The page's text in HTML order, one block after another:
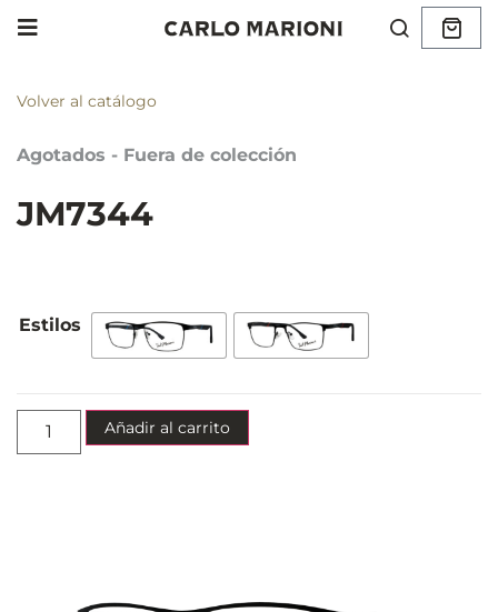
Volver al catálogo
Agotados - Fuera de colección
JM7344
Añadir al carrito